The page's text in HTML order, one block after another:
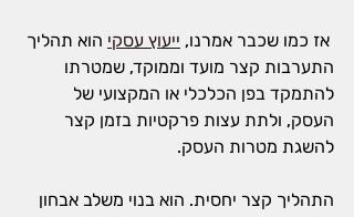
אז כמו שכבר אמרנו, ייעוץ עסקי הוא תהליך
התערבות קצר מועד וממוקד, שמטרתו
להתמקד בפן הכלכלי או המקצועי של
העסק, ולתת עצות פרקטיות בזמן קצר
להשגת מטרות העסק.
התהליך קצר יחסית. הוא בנוי משלב אבחון